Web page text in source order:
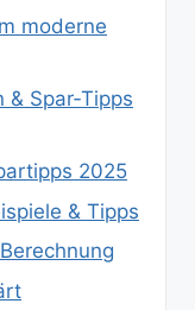
moderne
Spar‑Tipps
2025
& Tipps